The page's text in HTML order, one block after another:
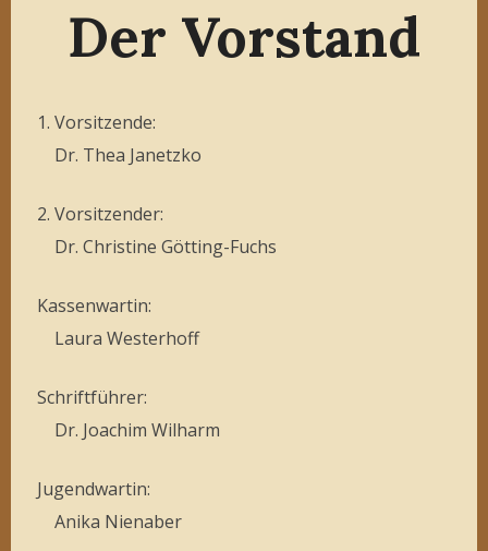
Der Vorstand
1. Vorsitzende:
Dr. Thea Janetzko
2. Vorsitzender:
Dr. Christine Götting-Fuchs
Kassenwartin:
Laura Westerhoff
Schriftführer:
Dr. Joachim Wilharm
Jugendwartin:
Anika Nienaber